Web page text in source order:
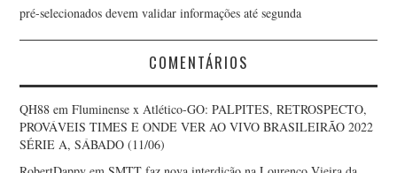
pré-selecionados devem validar informações até segunda
COMENTÁRIOS
QH88 emFluminense x Atlético-GO: PALPITES, RETROSPECTO,
PROVÁVEIS TIMES E ONDE VER AO VIVO BRASILEIRÃO 2022
SÉRIE A, SÁBADO (11/06)